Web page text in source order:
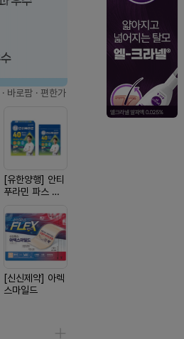
· 바로팜 · 편한가
[유한양행] 안티
푸라민 파스 시
[신신제약] 아렉
스마일드